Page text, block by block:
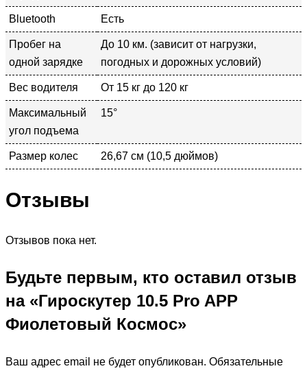
Bluetooth Есть
Пробег на
одной зарядке
До 10 км. (зависит от нагрузки,
погодных и дорожных условий)
Вес водителя От 15 кг до 120 кг
Максимальный
угол подъема
15°
Размер колес 26,67 см (10,5 дюймов)
Отзывы
Отзывов пока нет.
Будьте первым, кто оставил отзыв
на «Гироскутер 10.5 Pro APP
Фиолетовый Космос»
Ваш адрес email не будет опубликован. Обязательные